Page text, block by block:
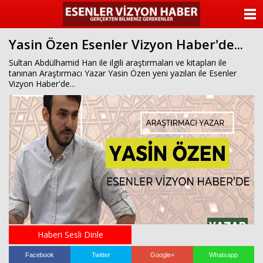
Yasin Özen Esenler Vizyon Haber'de...
Sultan Abdülhamid Han ile ilgili araştırmaları ve kitapları ile
tanınan Araştırmacı Yazar Yasin Özen yeni yazıları ile Esenler
Vizyon Haber'de...
Haberi Sesli Dinle
Facebook Twitter Google+ Whatsapp
ANASAYFA
KATEGORİLER
YAZARLAR
ANKETLER
FOTO GALERİ
VİDEO GALERİ
KÜNYE
İLETİŞİM